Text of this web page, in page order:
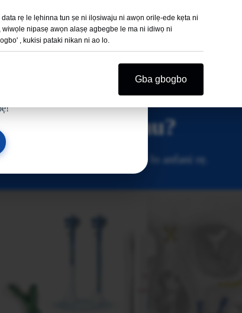
Iṣẹ́ ọwọ́ ìbàdí àti
Ọ̀rúnkún
Ẹ̀rọ ìtọ́jú egungun
Bojumu?
awọn orisun ile-iṣẹ ti o le lo anfani rẹ.
rẹ le lẹhinna tun ṣe ni ilọsiwaju ni awọn orilẹ-ede kẹta ni
nipasẹ awọn alaṣẹ agbegbe le ma ni idiwọ ni
, kukisi pataki nikan ni ao lo.
Gba gbogbo